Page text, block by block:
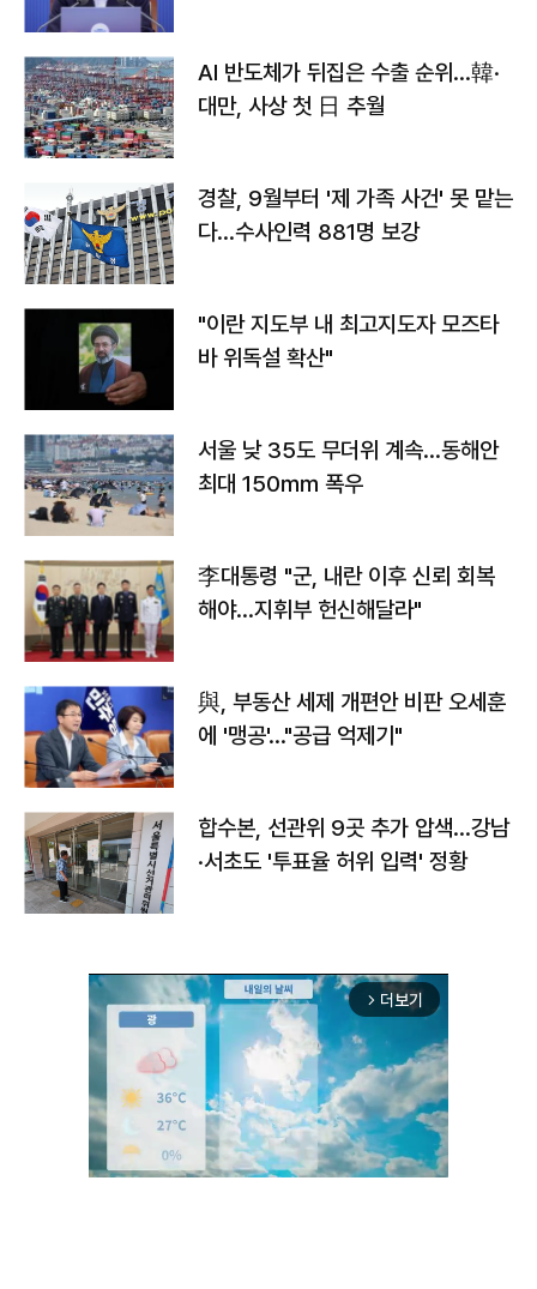
AI 반도체가 뒤집은 수출 순위…韓·
대만, 사상 첫 日 추월
경찰, 9월부터 '제 가족 사건' 못 맡는
다…수사인력 881명 보강
"이란 지도부 내 최고지도자 모즈타
바 위독설 확산"
서울 낮 35도 무더위 계속…동해안
최대 150㎜ 폭우
李대통령 "군, 내란 이후 신뢰 회복
해야…지휘부 헌신해달라"
與, 부동산 세제 개편안 비판 오세훈
에 '맹공'…"공급 억제기"
합수본, 선관위 9곳 추가 압색…강남
·서초도 '투표율 허위 입력' 정황
arrow_forward_ios 더보기